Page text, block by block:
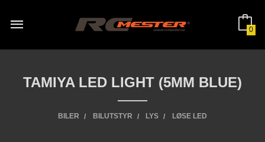
innholdet
0
TAMIYA LED LIGHT (5MM BLUE)
BILER BILUTSTYR LYS LØSE LED